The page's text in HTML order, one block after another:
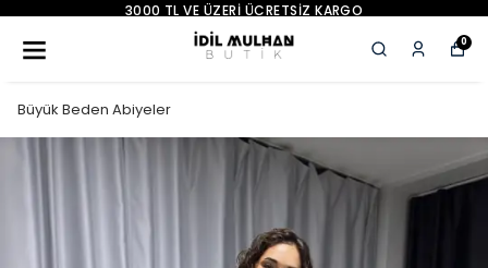
YENI SEZON ÜRÜNLER
0
Büyük Beden Abiyeler